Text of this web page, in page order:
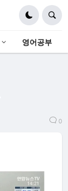
영어공부
0